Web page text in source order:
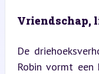
Vriendschap,
De
Robin vormt een